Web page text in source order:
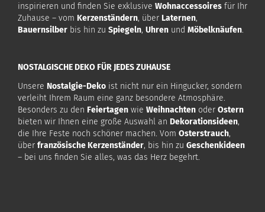
inspirieren und finden Sie exklusive Wohnaccessoires für Ihr
Zuhause – vom Kerzenständern, über Laternen,
Bauernsilber bis hin zu Spiegeln, Uhren und Möbelknäufen.
NOSTALGISCHE DEKO FÜR JEDES ZUHAUSE
Unsere Nostalgie-Deko ist nicht nur ein Hingucker, sondern
verleiht Ihrem Raum eine ganz besondere Atmosphäre.
Besonders zu den Feiertagen wie Weihnachten oder Ostern
bieten wir Ihnen eine große Auswahl an Dekorationsideen,
die Ihre Feste noch schöner machen. Vom Osterstrauch,
über französische Kerzenständer, bis hin zu Geschenkideen
– bei uns finden Sie alles, was das Herz begehrt.